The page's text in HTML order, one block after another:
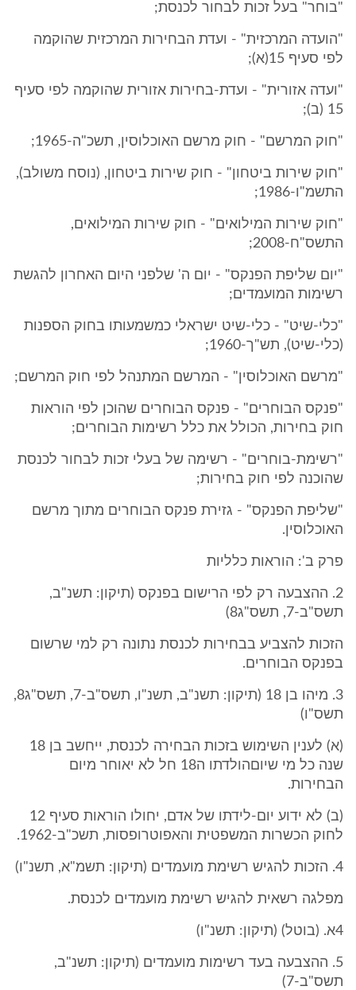
"בוחר" בעל זכות לבחור לכנסת;
"הועדה המרכזית" - ועדת הבחירות המרכזית שהוקמה
לפי סעיף 15(א);
"ועדה אזורית" - ועדת-בחירות אזורית שהוקמה לפי סעיף
15 (ב);
"חוק המרשם" - חוק מרשם האוכלוסין, תשכ"ה-1965;
"חוק שירות ביטחון" - חוק שירות ביטחון, (נוסח משולב),
התשמ"ו-1986;
"חוק שירות המילואים" - חוק שירות המילואים,
התשס"ח-2008;
"יום שליפת הפנקס" - יום ה' שלפני היום האחרון להגשת
רשימות המועמדים;
"כלי-שיט" - כלי-שיט ישראלי כמשמעותו בחוק הספנות
(כלי-שיט), תש"ך-1960;
"מרשם האוכלוסין" - המרשם המתנהל לפי חוק המרשם;
"פנקס הבוחרים" - פנקס הבוחרים שהוכן לפי הוראות
חוק בחירות, הכולל את כלל רשימות הבוחרים;
"רשימת-בוחרים" - רשימה של בעלי זכות לבחור לכנסת
שהוכנה לפי חוק בחירות;
"שליפת הפנקס" - גזירת פנקס הבוחרים מתוך מרשם
האוכלוסין.
פרק ב': הוראות כלליות
2. ההצבעה רק לפי הרישום בפנקס (תיקון: תשנ"ב,
תשס"ב-7, תשס"ג8)
הזכות להצביע בבחירות לכנסת נתונה רק למי שרשום
בפנקס הבוחרים.
3. מיהו בן 18 (תיקון: תשנ"ב, תשנ"ו, תשס"ב-7, תשס"ג8,
תשס"ו)
(א) לענין השימוש בזכות הבחירה לכנסת, ייחשב בן 18
שנה כל מי שיוםהולדתו ה18 חל לא יאוחר מיום
הבחירות.
(ב) לא ידוע יום-לידתו של אדם, יחולו הוראות סעיף 12
לחוק הכשרות המשפטית והאפוטרופסות, תשכ"ב-1962.
4. הזכות להגיש רשימת מועמדים (תיקון: תשמ"א, תשנ"ו)
מפלגה רשאית להגיש רשימת מועמדים לכנסת.
4א. (בוטל) (תיקון: תשנ"ו)
5. ההצבעה בעד רשימות מועמדים (תיקון: תשנ"ב,
תשס"ב-7)